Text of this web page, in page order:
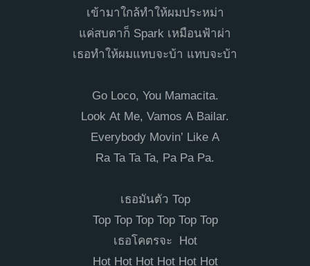
เข้ามาใกล้ทำให้ผมประหม่า
แค่สบตาก็ Spark เหมือนฟ้าผ่า
เธอทำให้ผมแทบจะบ้า แทบจะบ้า
Go Loco, You Mamacita.
Look At Me, Vamos A Bailar.
Everybody Movin’ Like A
Ra Ta Ta Ta, Pa Pa Pa.
เธอมันตัว Top
Top Top Top Top Top Top
เธอโคตรจะ Hot
Hot Hot Hot Hot Hot Hot